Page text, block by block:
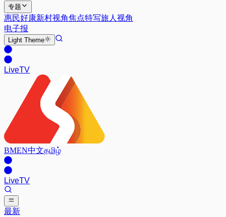
专题
惠民好康新村视角焦点特写旅人视角
电子报
Light Theme
LiveTV
BMEN中文தமிழ்
LiveTV
最新